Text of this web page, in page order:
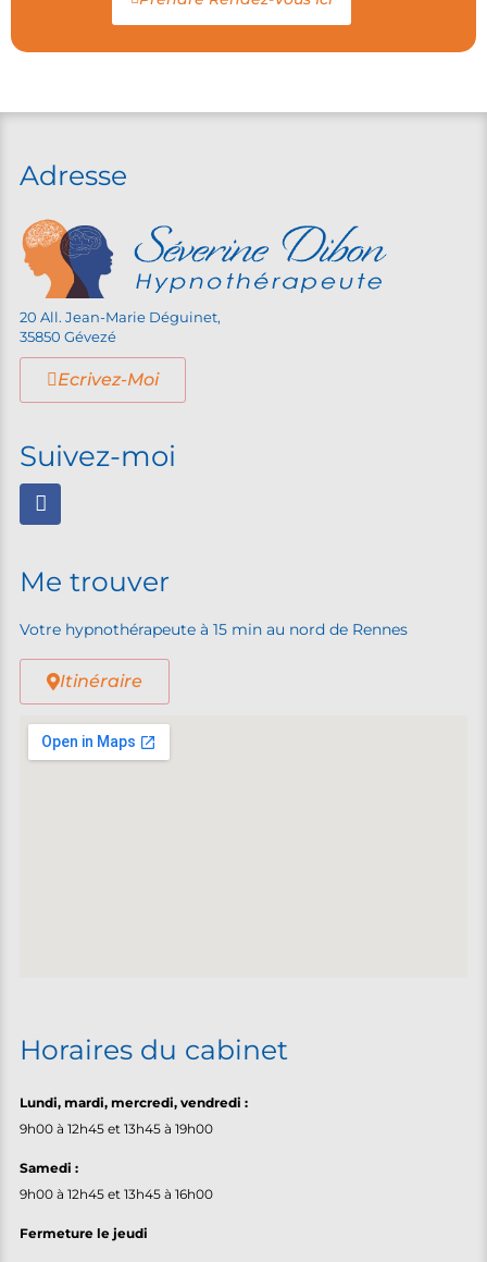
Adresse
20 All. Jean-Marie Déguinet,
35850 Gévezé
Ecrivez-Moi
Suivez-moi
Me trouver
Votre hypnothérapeute à 15 min au nord de Rennes
Itinéraire
Horaires du cabinet
Lundi, mardi, mercredi, vendredi :
9h00 à 12h45 et 13h45 à 19h00
Samedi :
9h00 à 12h45 et 13h45 à 16h00
Fermeture le jeudi